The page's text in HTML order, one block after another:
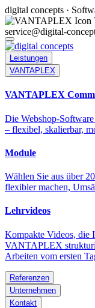
digital concepts ·
service@digital-
Leistungen
VANTAPLEX
VANTAPLEX
Die Webshop-
– flexibel, skalierbar,
Module
Wählen Sie aus über
flexibler machen,
Lehrvideos
Kompakte Videos, die
VANTAPLEX
Arbeiten vom ersten
Referenzen
Unternehmen
Kontakt